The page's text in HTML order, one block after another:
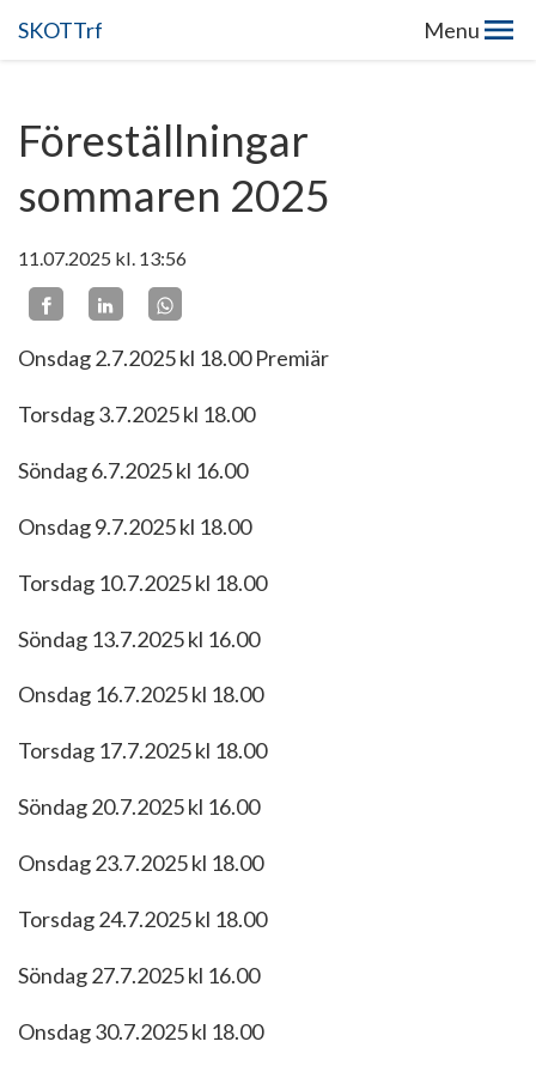
SKOTTrf Menu
Föreställningar
sommaren 2025
11.07.2025 kl. 13:56
Onsdag 2.7.2025 kl 18.00 Premiär
Torsdag 3.7.2025 kl 18.00
Söndag 6.7.2025 kl 16.00
Onsdag 9.7.2025 kl 18.00
Torsdag 10.7.2025 kl 18.00
Söndag 13.7.2025 kl 16.00
Onsdag 16.7.2025 kl 18.00
Torsdag 17.7.2025 kl 18.00
Söndag 20.7.2025 kl 16.00
Onsdag 23.7.2025 kl 18.00
Torsdag 24.7.2025 kl 18.00
Söndag 27.7.2025 kl 16.00
Onsdag 30.7.2025 kl 18.00